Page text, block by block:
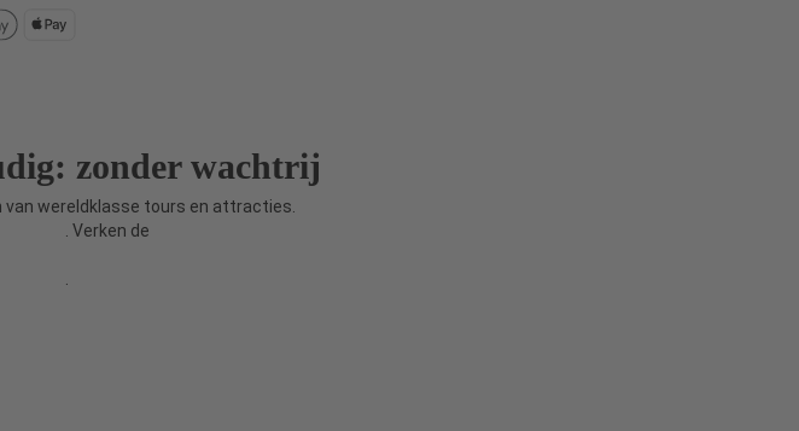
zonder wachtrij
wereldklasse tours en attracties.
. Verken de